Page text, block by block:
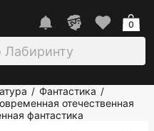
0
/ Фантастика /
отечественная
фантастика